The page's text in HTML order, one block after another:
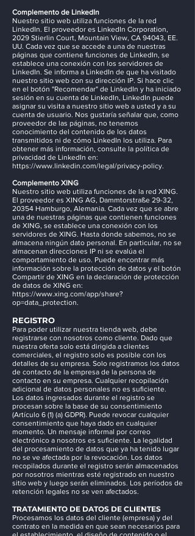
Complemento de LinkedIn
Nuestro sitio web utiliza funciones de la red
LinkedIn. El proveedor es LinkedIn Corporation,
2029 Stierlin Court, Mountain View, CA 94043, EE.
UU. Cada vez que se accede a una de nuestras
páginas que contiene funciones de LinkedIn, se
establece una conexión con los servidores de
LinkedIn. Se informa a LinkedIn de que ha visitado
nuestro sitio web con su dirección IP. Si hace clic
en el botón "Recomendar" de LinkedIn y ha iniciado
sesión en su cuenta de LinkedIn, LinkedIn puede
asignar su visita a nuestro sitio web a usted y a su
cuenta de usuario. Nos gustaría señalar que, como
proveedor de las páginas, no tenemos
conocimiento del contenido de los datos
transmitidos ni de cómo LinkedIn los utiliza. Para
obtener más información, consulte la política de
privacidad de LinkedIn en:
https://www.linkedin.com/legal/privacy-policy.
Complemento XING
Nuestro sitio web utiliza funciones de la red XING.
El proveedor es XING AG, Dammtorstraße 29-32,
20354 Hamburgo, Alemania. Cada vez que se abre
una de nuestras páginas que contienen funciones
de XING, se establece una conexión con los
servidores de XING. Hasta donde sabemos, no se
almacena ningún dato personal. En particular, no se
almacenan direcciones IP ni se evalúa el
comportamiento de uso. Puede encontrar más
información sobre la protección de datos y el botón
Compartir de XING en la declaración de protección
de datos de XING en:
https://www.xing.com/app/share?
op=data_protection.
REGISTRO
Para poder utilizar nuestra tienda web, debe
registrarse con nosotros como cliente. Dado que
nuestra oferta solo está dirigida a clientes
comerciales, el registro solo es posible con los
detalles de su empresa. Solo registramos los datos
de contacto de la empresa de la persona de
contacto en su empresa. Cualquier recopilación
adicional de datos personales no es suficiente.
Los datos ingresados durante el registro se
procesan sobre la base de su consentimiento
(Artículo 6 (1) (a) GDPR). Puede revocar cualquier
consentimiento que haya dado en cualquier
momento. Un mensaje informal por correo
electrónico a nosotros es suficiente. La legalidad
del procesamiento de datos que ya ha tenido lugar
no se ve afectada por la revocación. Los datos
recopilados durante el registro serán almacenados
por nosotros mientras esté registrado en nuestro
sitio web y luego serán eliminados. Los períodos de
retención legales no se ven afectados.
TRATAMIENTO DE DATOS DE CLIENTES
Procesamos los datos del cliente (empresa) y del
contrato en la medida en que sean necesarios para